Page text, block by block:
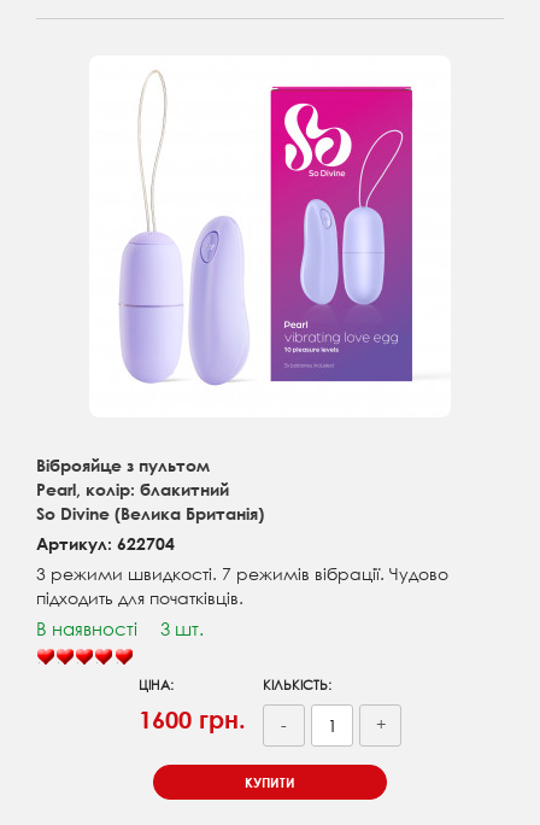
Віброяйце з пультом
Pearl, колір: блакитний
So Divine (Велика Британія)
Артикул: 622704
3 режими швидкості. 7 режимів вібрації. Чудово
підходить для початківців.
В наявності 3 шт.
ЦІНА:
1600 грн.
КІЛЬКІСТЬ:
- +
КУПИТИ